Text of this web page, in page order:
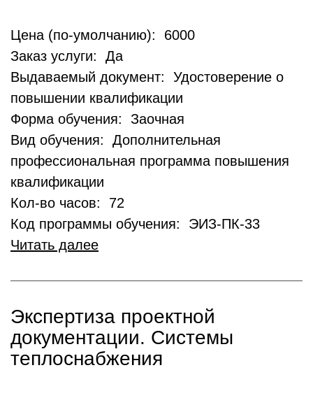
Цена (по-умолчанию): 6000
Заказ услуги: Да
Выдаваемый документ: Удостоверение о
повышении квалификации
Форма обучения: Заочная
Вид обучения: Дополнительная
профессиональная программа повышения
квалификации
Кол-во часов: 72
Код программы обучения: ЭИЗ-ПК-33
Читать далее
Экспертиза проектной
документации. Системы
теплоснабжения